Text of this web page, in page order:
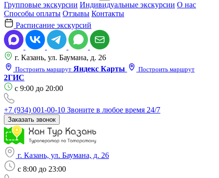
Групповые экскурсии Индивидуальные экскурсии О нас
Способы оплаты Отзывы Контакты
Расписание экскурсий
г. Казань, ул. Баумана, д. 26
Построить маршрут Яндекс Карты Построить маршрут
2ГИС
с 9:00 до 20:00
+7 (934) 001-00-10 Звоните в любое время 24/7
Заказать звонок
г. Казань, ул. Баумана, д. 26
c 8:00 до 23:00